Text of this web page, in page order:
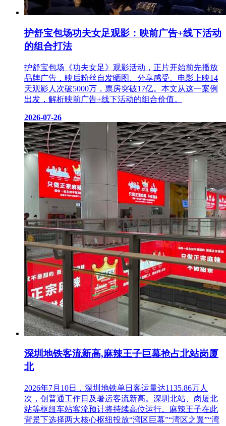
护舒宝包场功夫女足观影：映前广告+线下活动
的组合打法
护舒宝包场《功夫女足》观影活动，正片开始前先播放
品牌广告，映后粉丝自发晒图、分享感受。电影上映14
天观影人次破5000万，票房突破17亿。本文从这一案例
出发，解析映前广告+线下活动的组合价值。
2026-07-26
深圳地铁客流新高,麻辣王子巨幕抢占北站岗厦
北
2026年7月10日，深圳地铁单日客运量达1135.86万人
次，创普通工作日及暑运客流新高。深圳北站、岗厦北
站等枢纽车站客流预计将持续高位运行。麻辣王子在此
背景下选择两大核心枢纽投放“湾区巨幕”“湾区之翼”“湾